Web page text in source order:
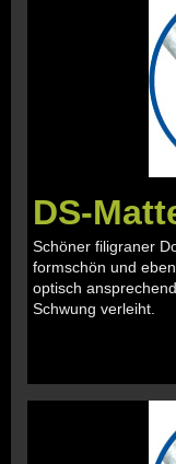
DS-
Schöner filigraner
formschön und
optisch